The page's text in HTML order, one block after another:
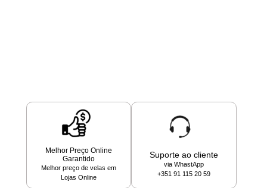
Melhor Preço Online
Garantido
Melhor preço de velas em
Lojas Online
Suporte ao cliente
via WhastApp
+351 91 115 20 59